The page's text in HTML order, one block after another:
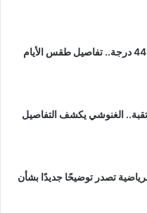
الحرارة تصل إلى 44 درجة.. تفاصيل طقس الأيام
الغنوشي يكشف التفاصيل
تصدر توضيحًا جديدًا بشأن